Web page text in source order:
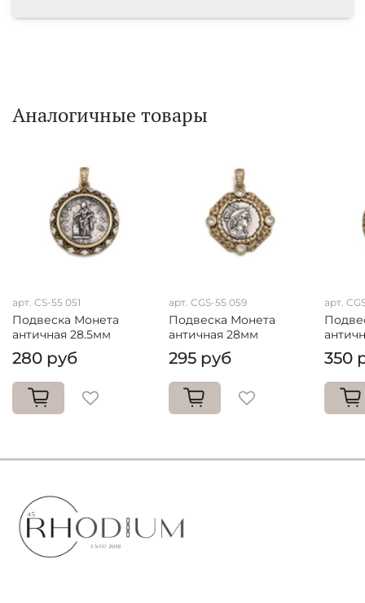
Аналогичные товары
арт. CS-55 051
Подвеска Монета
античная 28.5мм
280 руб
арт. CGS-55 059
Подвеска Монета
античная 28мм
295 руб
арт.
350